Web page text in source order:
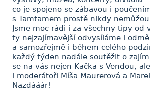
co je spojeno se zábavou i
s Tamtamem prostě nikdy
Jsme moc rádi i za všechny tipy od
ty nejzajímavější odvysíláme i
a samozřejmě i během celého
každý týden nadále soutěžit o
se na vás nejen Kačka s Vendou,
i moderátoři Míša Maurerová a
Nazdááár!